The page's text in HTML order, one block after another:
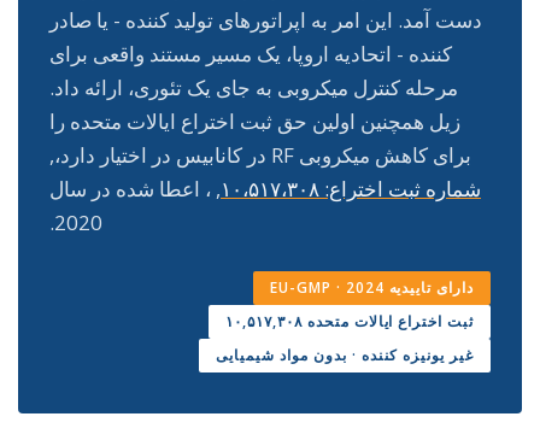
دست آمد. این امر به اپراتورهای تولید کننده - یا صادر
کننده - اتحادیه اروپا، یک مسیر مستند واقعی برای
مرحله کنترل میکروبی به جای یک تئوری، ارائه داد.
زیل همچنین اولین حق ثبت اختراع ایالات متحده را
برای کاهش میکروبی RF در کانابیس در اختیار دارد،,
شماره ثبت اختراع: ۱۰،۵۱۷،۳۰۸
, ، اعطا شده در سال
2020.
دارای تاییدیه EU-GMP · 2024
ثبت اختراع ایالات متحده ۱۰,۵۱۷,۳۰۸
غیر یونیزه کننده · بدون مواد شیمیایی